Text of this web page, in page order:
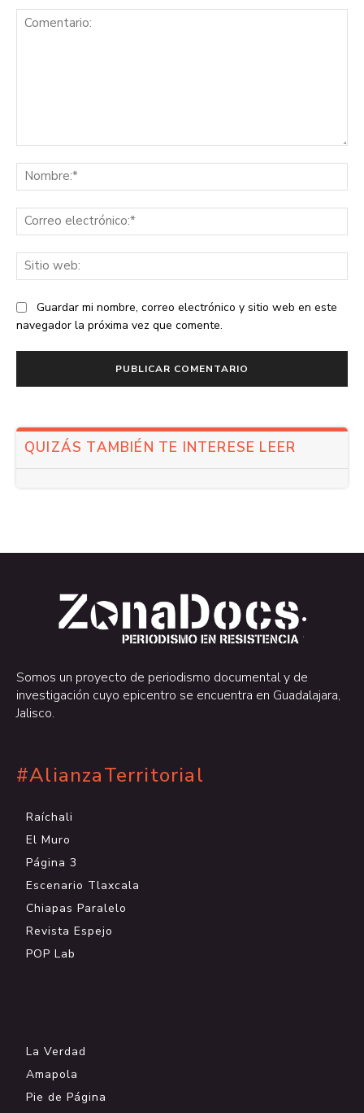
Guardar mi nombre, correo electrónico y sitio web en este
navegador la próxima vez que comente.
QUIZÁS TAMBIÉN TE INTERESE LEER
.
.
Somos un proyecto de periodismo documental y de
investigación cuyo epicentro se encuentra en Guadalajara,
Jalisco.
#AlianzaTerritorial
Raíchali
El Muro
Página 3
Escenario Tlaxcala
Chiapas Paralelo
Revista Espejo
POP Lab
La Verdad
Amapola
Pie de Página